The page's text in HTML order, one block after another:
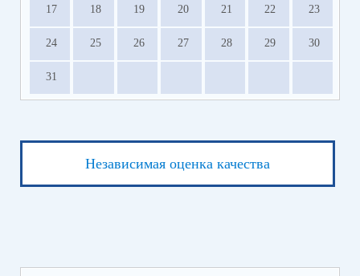
17 18 19 20 21 22 23
24 25 26 27 28 29 30
31
Независимая оценка качества